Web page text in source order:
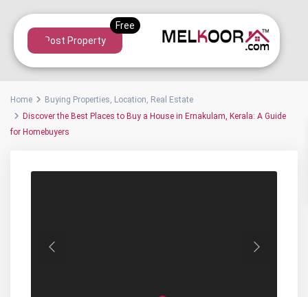
Post Property
Home Buying Properties, Location, Real Estate
Discover the Best Places to Buy a House in Ernakulam, Kerala: A Guide
for Homebuyers
Previous Next